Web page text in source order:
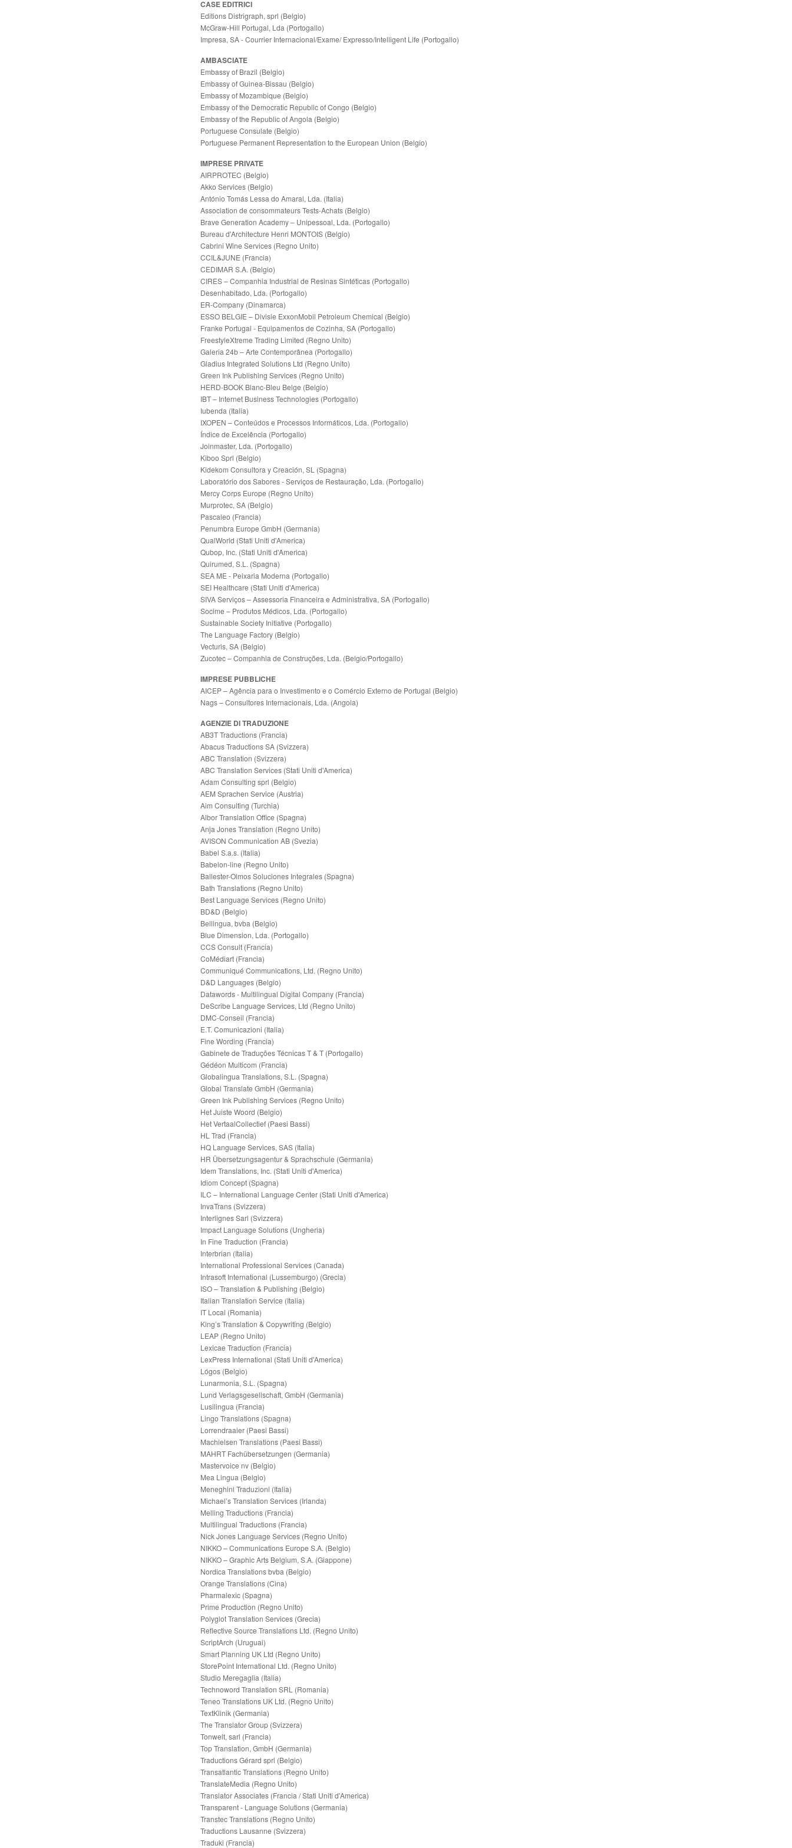
CASE EDITRICI
Editions Distrigraph, sprl (Belgio)
McGraw-Hill Portugal, Lda (Portogallo)
Impresa, SA - Courrier Internacional/Exame/ Expresso/Intelligent Life (Portogallo)
AMBASCIATE
Embassy of Brazil (Belgio)
Embassy of Guinea-Bissau (Belgio)
Embassy of Mozambique (Belgio)
Embassy of the Democratic Republic of Congo (Belgio)
Embassy of the Republic of Angola (Belgio)
Portuguese Consulate (Belgio)
Portuguese Permanent Representation to the European Union (Belgio)
IMPRESE PRIVATE
AIRPROTEC (Belgio)
Akko Services (Belgio)
António Tomás Lessa do Amaral, Lda. (Italia)
Association de consommateurs Tests-Achats (Belgio)
Brave Generation Academy ‒ Unipessoal, Lda. (Portogallo)
Bureau d'Architecture Henri MONTOIS (Belgio)
Cabrini Wine Services (Regno Unito)
CCIL&JUNE (Francia)
CEDIMAR S.A. (Belgio)
CIRES – Companhia Industrial de Resinas Sintéticas (Portogallo)
Desenhabitado, Lda. (Portogallo)
ER-Company (Dinamarca)
ESSO BELGIE – Divisie ExxonMobil Petroleum Chemical (Belgio)
Franke Portugal - Equipamentos de Cozinha, SA (Portogallo)
FreestyleXtreme Trading Limited (Regno Unito)
Galeria 24b – Arte Contemporânea (Portogallo)
Gladius Integrated Solutions Ltd (Regno Unito)
Green Ink Publishing Services (Regno Unito)
HERD-BOOK Blanc-Bleu Belge (Belgio)
IBT – Internet Business Technologies (Portogallo)
Iubenda (Italia)
IXOPEN – Conteúdos e Processos Informáticos, Lda. (Portogallo)
Índice de Excelência (Portogallo)
Joinmaster, Lda. (Portogallo)
Kiboo Sprl (Belgio)
Kidekom Consultora y Creación, SL (Spagna)
Laboratório dos Sabores - Serviços de Restauração, Lda. (Portogallo)
Mercy Corps Europe (Regno Unito)
Murprotec, SA (Belgio)
Pascaleo (Francia)
Penumbra Europe GmbH (Germania)
QualWorld (Stati Uniti d'America)
Qubop, Inc. (Stati Uniti d'America)
Quirumed, S.L. (Spagna)
SEA ME - Peixaria Moderna (Portogallo)
SEI Healthcare (Stati Uniti d'America)
SIVA Serviços – Assessoria Financeira e Administrativa, SA (Portogallo)
Socime – Produtos Médicos, Lda. (Portogallo)
Sustainable Society Initiative (Portogallo)
The Language Factory (Belgio)
Vecturis, SA (Belgio)
Zucotec – Companhia de Construções, Lda. (Belgio/Portogallo)
IMPRESE PUBBLICHE
AICEP – Agência para o Investimento e o Comércio Externo de Portugal (Belgio)
Nags – Consultores Internacionais, Lda. (Angola)
AGENZIE DI TRADUZIONE
AB3T Traductions (Francia)
Abacus Traductions SA (Svizzera)
ABC Translation (Svizzera)
ABC Translation Services (Stati Uniti d'America)
Adam Consulting sprl (Belgio)
AEM Sprachen Service (Austria)
Aim Consulting (Turchia)
Albor Translation Office (Spagna)
Anja Jones Translation (Regno Unito)
AVISON Communication AB (Svezia)
Babel S.a.s. (Italia)
Babelon-line (Regno Unito)
Ballester-Olmos Soluciones Integrales (Spagna)
Bath Translations (Regno Unito)
Best Language Services (Regno Unito)
BD&D (Belgio)
Bellingua, bvba (Belgio)
Blue Dimension, Lda. (Portogallo)
CCS Consult (Francia)
CoMédiart (Francia)
Communiqué Communications, Ltd. (Regno Unito)
D&D Languages (Belgio)
Datawords - Multilingual Digital Company (Francia)
DeScribe Language Services, Ltd (Regno Unito)
DMC-Conseil (Francia)
E.T. Comunicazioni (Italia)
Fine Wording (Francia)
Gabinete de Traduções Técnicas T & T (Portogallo)
Gédéon Multicom (Francia)
Globalingua Translations, S.L. (Spagna)
Global Translate GmbH (Germania)
Green Ink Publishing Services (Regno Unito)
Het Juiste Woord (Belgio)
Het VertaalCollectief (Paesi Bassi)
HL Trad (Francia)
HQ Language Services, SAS (Italia)
HR Übersetzungsagentur & Sprachschule (Germania)
Idem Translations, Inc. (Stati Uniti d'America)
Idiom Concept (Spagna)
ILC – International Language Center (Stati Uniti d'America)
InvaTrans (Svizzera)
Interlignes Sarl (Svizzera)
Impact Language Solutions (Ungheria)
In Fine Traduction (Francia)
Interbrian (Italia)
International Professional Services (Canada)
Intrasoft International (Lussemburgo) (Grecia)
ISO – Translation & Publishing (Belgio)
Italian Translation Service (Italia)
IT Local (Romania)
King’s Translation & Copywriting (Belgio)
LEAP (Regno Unito)
Lexicae Traduction (Francia)
LexPress International (Stati Uniti d'America)
Lógos (Belgio)
Lunarmonia, S.L. (Spagna)
Lund Verlagsgesellschaft, GmbH (Germania)
Lusilingua (Francia)
Lingo Translations (Spagna)
Lorrendraaier (Paesi Bassi)
Machielsen Translations (Paesi Bassi)
MAHRT Fachübersetzungen (Germania)
Mastervoice nv (Belgio)
Mea Lingua (Belgio)
Meneghini Traduzioni (Italia)
Michael’s Translation Services (Irlanda)
Melling Traductions (Francia)
Multilingual Traductions (Francia)
Nick Jones Language Services (Regno Unito)
NIKKO – Communications Europe S.A. (Belgio)
NIKKO – Graphic Arts Belgium, S.A. (Giappone)
Nordica Translations bvba (Belgio)
Orange Translations (Cina)
Pharmalexic (Spagna)
Prime Production (Regno Unito)
Polyglot Translation Services (Grecia)
Reflective Source Translations Ltd. (Regno Unito)
ScriptArch (Uruguai)
Smart Planning UK Ltd (Regno Unito)
StorePoint International Ltd. (Regno Unito)
Studio Meregaglia (Italia)
Technoword Translation SRL (Romania)
Teneo Translations UK Ltd. (Regno Unito)
TextKlinik (Germania)
The Translator Group (Svizzera)
Tonwelt, sarl (Francia)
Top Translation, GmbH (Germania)
Traductions Gérard sprl (Belgio)
Transatlantic Translations (Regno Unito)
TranslateMedia (Regno Unito)
Translator Associates (Francia / Stati Uniti d'America)
Transparent - Language Solutions (Germania)
Transtec Translations (Regno Unito)
Traductions Lausanne (Svizzera)
Traduki (Francia)